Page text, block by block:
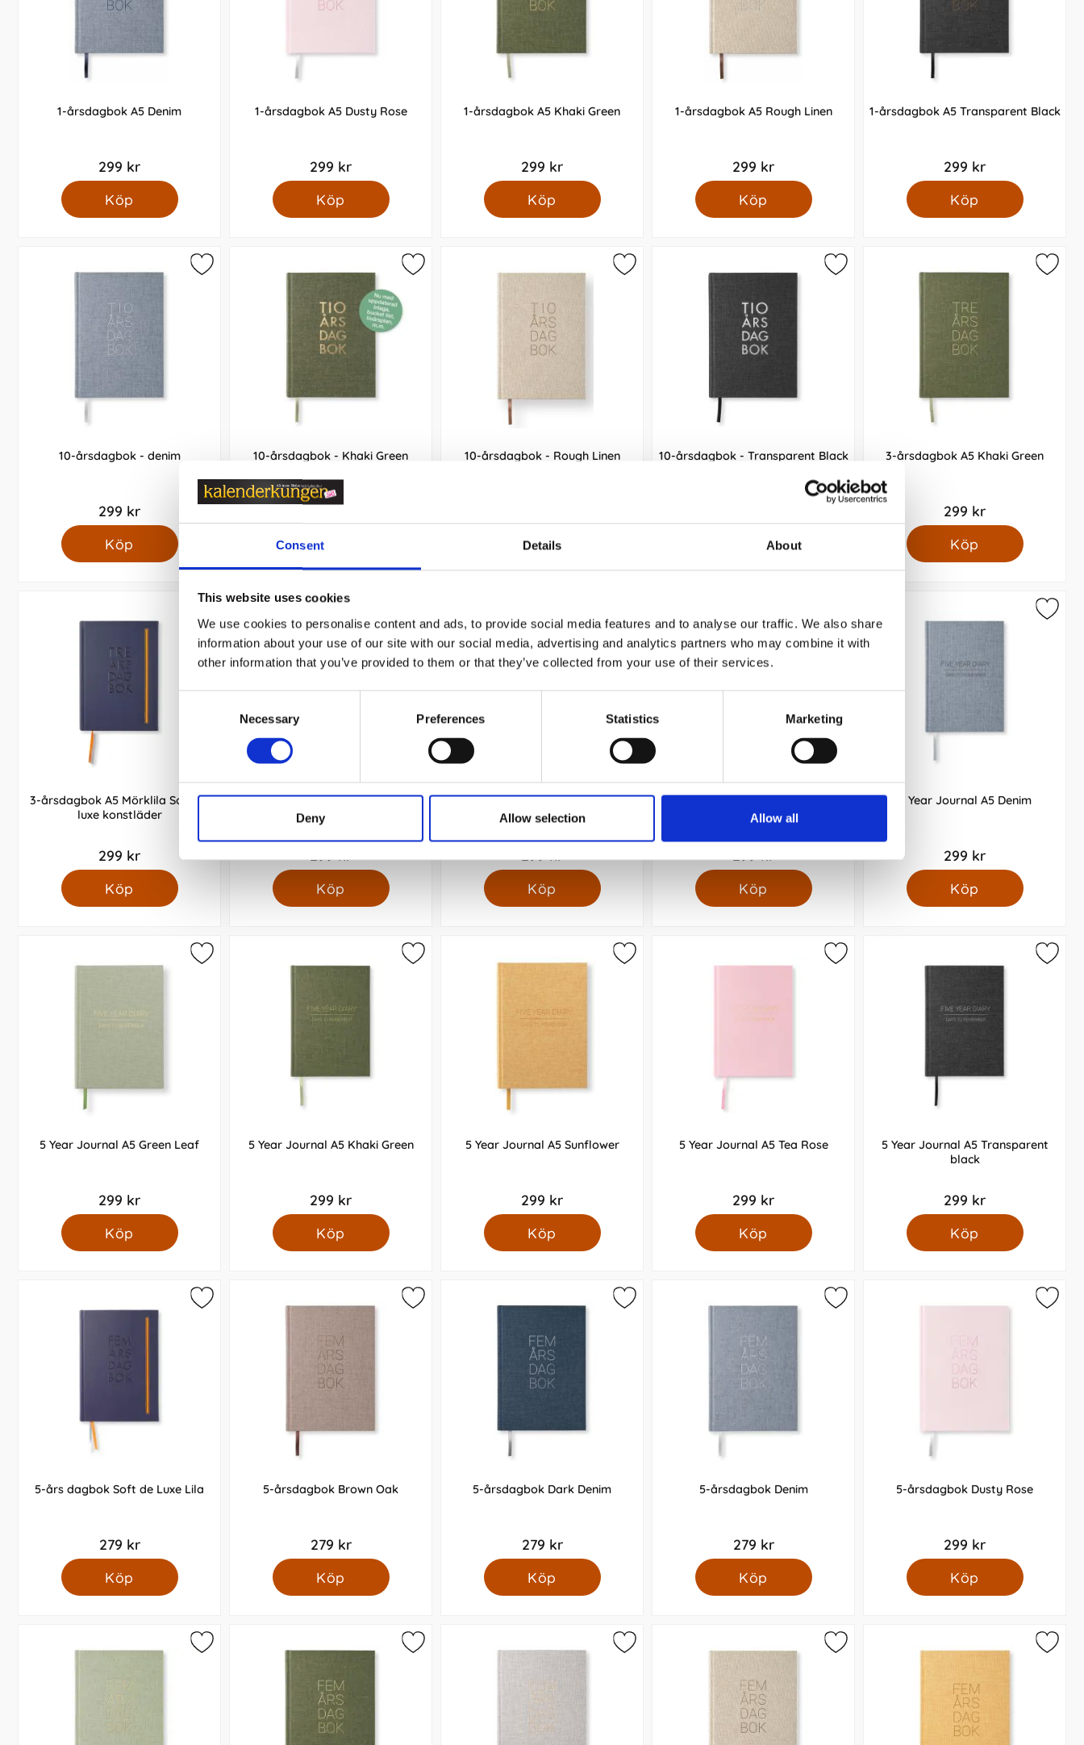
Consent Details About
This website uses cookies
We use cookies to personalise content and ads, to provide social media features and to analyse our traffic. We also share
information about your use of our site with our social media, advertising and analytics partners who may combine it with
other information that you’ve provided to them or that they’ve collected from your use of their services.
Necessary Preferences Statistics Marketing
Deny Allow selection Allow all
1-årsdagbok A5 Denim
299 kr
Köp
1-årsdagbok A5 Dusty Rose
299 kr
Köp
1-årsdagbok A5 Khaki Green
299 kr
Köp
1-årsdagbok A5 Rough Linen
299 kr
Köp
1-årsdagbok A5 Transparent Black
299 kr
Köp
10-årsdagbok - denim
299 kr
Köp
10-årsdagbok - Khaki Green
299 kr
Köp
10-årsdagbok - Rough Linen
Köp
10-årsdagbok - Transparent Black
Köp
3-årsdagbok A5 Khaki Green
299 kr
Köp
3-årsdagbok A5 Mörklila Soft de
luxe konstläder
299 kr
Köp
3-årsdagbok A5 Rough Linen
299 kr
Köp
3-årsdagbok A5 Textile Denim
299 kr
Köp
3-årsdagbok A5 Transparent Black
299 kr
Köp
5 Year Journal A5 Denim
299 kr
Köp
5 Year Journal A5 Green Leaf
299 kr
Köp
5 Year Journal A5 Khaki Green
299 kr
Köp
5 Year Journal A5 Sunflower
299 kr
Köp
5 Year Journal A5 Tea Rose
299 kr
Köp
5 Year Journal A5 Transparent
black
299 kr
Köp
5-års dagbok Soft de Luxe Lila
279 kr
Köp
5-årsdagbok Brown Oak
279 kr
Köp
5-årsdagbok Dark Denim
279 kr
Köp
5-årsdagbok Denim
279 kr
Köp
5-årsdagbok Dusty Rose
299 kr
Köp